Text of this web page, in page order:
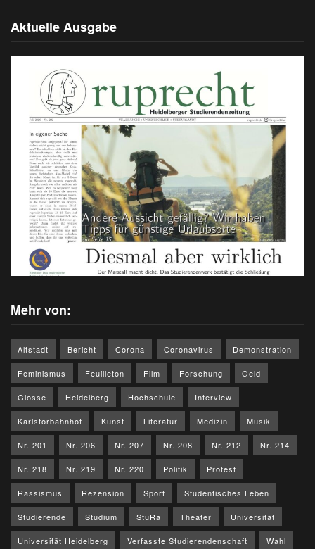
Aktuelle Ausgabe
Mehr von:
Altstadt Bericht Corona Coronavirus Demonstration
Feminismus Feuilleton Film Forschung Geld
Glosse Heidelberg Hochschule Interview
Karlstorbahnhof Kunst Literatur Medizin Musik
Nr. 201 Nr. 206 Nr. 207 Nr. 208 Nr. 212 Nr. 214
Nr. 218 Nr. 219 Nr. 220 Politik Protest
Rassismus Rezension Sport Studentisches Leben
Studierende Studium StuRa Theater Universität
Universität Heidelberg Verfasste Studierendenschaft Wahl